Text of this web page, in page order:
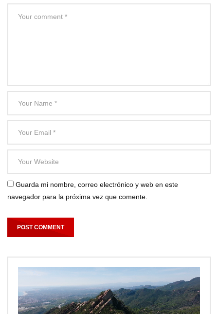
Guarda mi nombre, correo electrónico y web en este
navegador para la próxima vez que comente.